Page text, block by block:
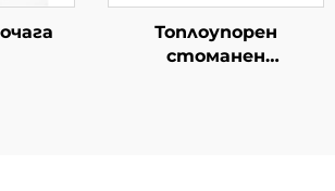
Топлоупорен
стоманен